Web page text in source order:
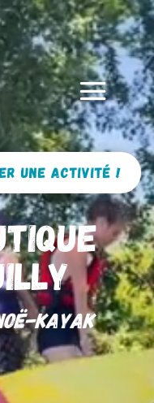
une activité !
kayak